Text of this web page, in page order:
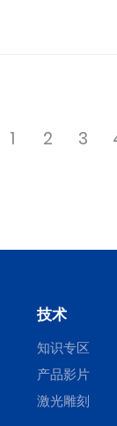
1 2 3
技术
知识专区
产品影片
激光雕刻